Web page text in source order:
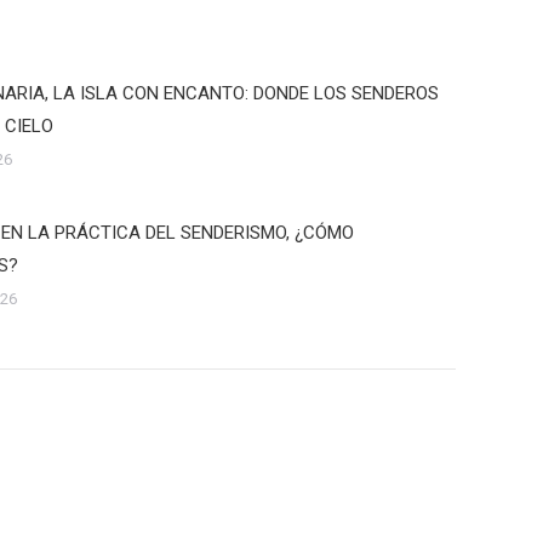
LA ISLA CON ENCANTO: DONDE LOS SENDEROS
LA PRÁCTICA DEL SENDERISMO, ¿CÓMO